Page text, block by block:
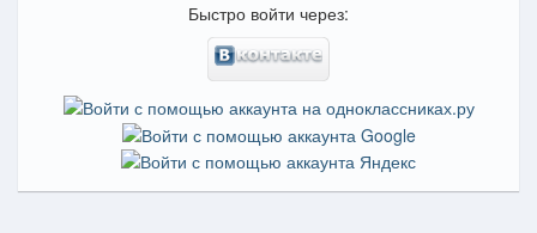
Быстро войти через: